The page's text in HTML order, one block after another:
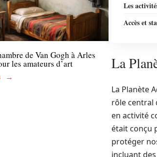
de Van Gogh à Arles
les amateurs d’art
Les
Accès et
La
La Planète
rôle central
en activité
était conçu
protéger
incluant